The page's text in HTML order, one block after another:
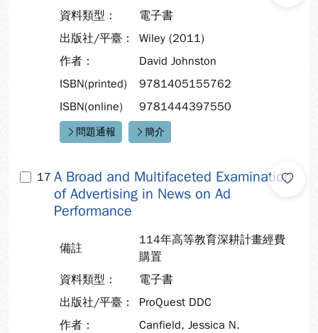
資料類型：
電子書
出版社/平臺：
Wiley (2011)
作者：
David Johnston
ISBN(printed)
9781405155762
ISBN(online)
9781444397550
快速連結：
問題通報 簡介
17 A Broad and Multifaceted Examination
of Advertising in News on Ad
Performance
備註
114年高等教育深耕計畫經費
購置
資料類型：
電子書
出版社/平臺：
ProQuest DDC
作者：
Canfield, Jessica N.